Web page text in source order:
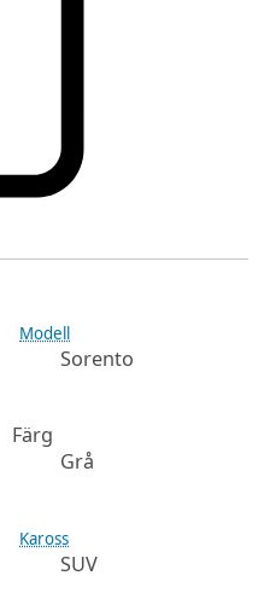
Modell
Sorento
Färg
Grå
Kaross
SUV